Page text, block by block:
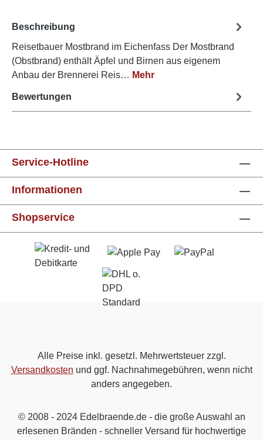
Beschreibung
Reisetbauer Mostbrand im Eichenfass Der Mostbrand
(Obstbrand) enthält Äpfel und Birnen aus eigenem
Anbau der Brennerei Reis… Mehr
Bewertungen
Service-Hotline
Informationen
Shopservice
Alle Preise inkl. gesetzl. Mehrwertsteuer zzgl.
Versandkosten und ggf. Nachnahmegebühren, wenn nicht
anders angegeben.
© 2008 - 2024 Edelbraende.de - die große Auswahl an
erlesenen Bränden - schneller Versand für hochwertige